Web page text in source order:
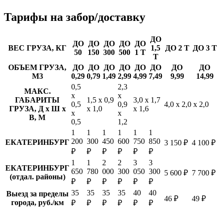
Тарифы на забор/доставку
ВЕС ГРУЗА, КГ
ДО
50
ДО
150
ДО
300
ДО
500
ДО
1 Т
ДО
1,5
Т
ДО 2 Т ДО 3 Т
ОБЪЕМ ГРУЗА,
М3
ДО
0,29
ДО
0,79
ДО
1,49
ДО
2,99
ДО
4,99
ДО
7,49
ДО
9,99
ДО
14,99
МАКС.
ГАБАРИТЫ
ГРУЗА, Д х Ш х
В, М
0,5
х
0,5
х
0,5
1,5 х 0,9
х 1,0
2,3
х
0,9
х
1,2
3,0 х 1,7
х 1,6
4,0 х 2,0 х 2,0
ЕКАТЕРИНБУРГ
1
200
₽
1
300
₽
1
450
₽
1
600
₽
1
750
₽
1
850
₽
3 150 ₽ 4 100 ₽
ЕКАТЕРИНБУРГ
(отдал. районы)
1
650
₽
1
780
₽
2
000
₽
2
300
₽
3
050
₽
3
300
₽
5 600 ₽ 7 700 ₽
Выезд за пределы
города, руб./км
35
₽
35
₽
35
₽
35
₽
40
₽
40
₽
46 ₽ 49 ₽